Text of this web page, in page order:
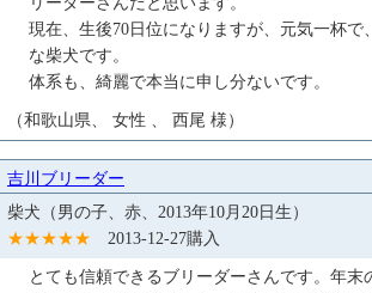
現在、生後70日位になりますが、元気一杯
な柴犬です。
体系も、綺麗で本当に申し分ないです。
（和歌山県、 女性 、 西尾 様）
吉川ブリーダー
柴犬（男の子、赤、2013年10月20日生）
★★★★★ 2013-12-27購入
とても信頼できるブリーダーさんです。年